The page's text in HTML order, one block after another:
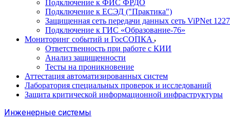
Подключение к ФИС ФРДО
Подключение к ЕСЭД ("Практика")
Защищенная сеть передачи данных сеть ViPNet 1227
Подключение к ГИС «Образование-76»
Мониторинг событий и ГосСОПКА
Ответственность при работе с КИИ
Анализ защищенности
Тесты на проникновение
Аттестация автоматизированных систем
Лаборатория специальных проверок и исследований
Защита критической информационной инфраструктуры
Инженерные системы